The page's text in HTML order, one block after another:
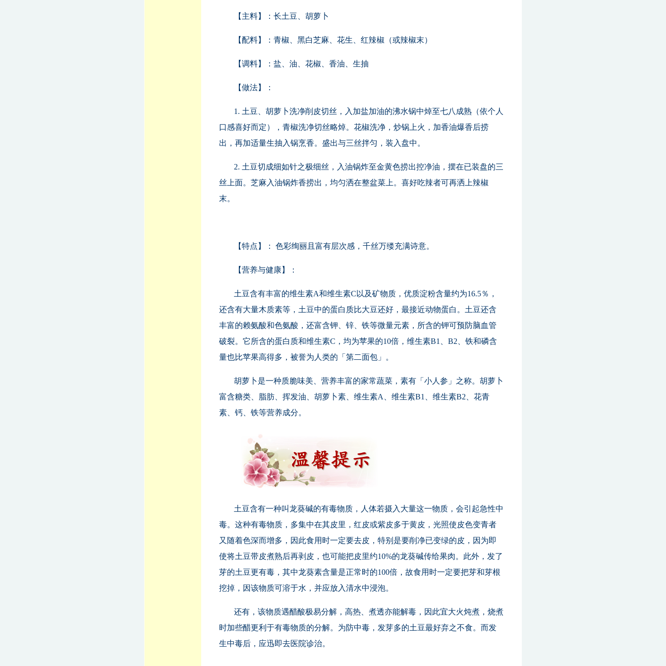
【主料】：长土豆、胡萝卜
【配料】：青椒、黑白芝麻、花生、红辣椒（或辣椒末）
【调料】：盐、油、花椒、香油、生抽
【做法】：
1. 土豆、胡萝卜洗净削皮切丝，入加盐加油的沸水锅中焯至七八成熟（依个人
口感喜好而定），青椒洗净切丝略焯。花椒洗净，炒锅上火，加香油爆香后捞
出，再加适量生抽入锅烹香。盛出与三丝拌匀，装入盘中。
2. 土豆切成细如针之极细丝，入油锅炸至金黄色捞出控净油，摆在已装盘的三
丝上面。芝麻入油锅炸香捞出，均匀洒在整盆菜上。喜好吃辣者可再洒上辣椒
末。
【特点】： 色彩绚丽且富有层次感，千丝万缕充满诗意。
【营养与健康】：
土豆含有丰富的维生素A和维生素C以及矿物质，优质淀粉含量约为16.5％，
还含有大量木质素等，土豆中的蛋白质比大豆还好，最接近动物蛋白。土豆还含
丰富的赖氨酸和色氨酸，还富含钾、锌、铁等微量元素，所含的钾可预防脑血管
破裂。它所含的蛋白质和维生素C，均为苹果的10倍，维生素B1、B2、铁和磷含
量也比苹果高得多，被誉为人类的「第二面包」。
胡萝卜是一种质脆味美、营养丰富的家常蔬菜，素有「小人参」之称。胡萝卜
富含糖类、脂肪、挥发油、胡萝卜素、维生素A、维生素B1、维生素B2、花青
素、钙、铁等营养成分。
土豆含有一种叫龙葵碱的有毒物质，人体若摄入大量这一物质，会引起急性中
毒。这种有毒物质，多集中在其皮里，红皮或紫皮多于黄皮，光照使皮色变青者
又随着色深而增多，因此食用时一定要去皮，特别是要削净已变绿的皮，因为即
使将土豆带皮煮熟后再剥皮，也可能把皮里约10%的龙葵碱传给果肉。此外，发了
芽的土豆更有毒，其中龙葵素含量是正常时的100倍，故食用时一定要把芽和芽根
挖掉，因该物质可溶于水，并应放入清水中浸泡。
还有，该物质遇醋酸极易分解，高热、煮透亦能解毒，因此宜大火炖煮，烧煮
时加些醋更利于有毒物质的分解。为防中毒，发芽多的土豆最好弃之不食。而发
生中毒后，应迅即去医院诊治。